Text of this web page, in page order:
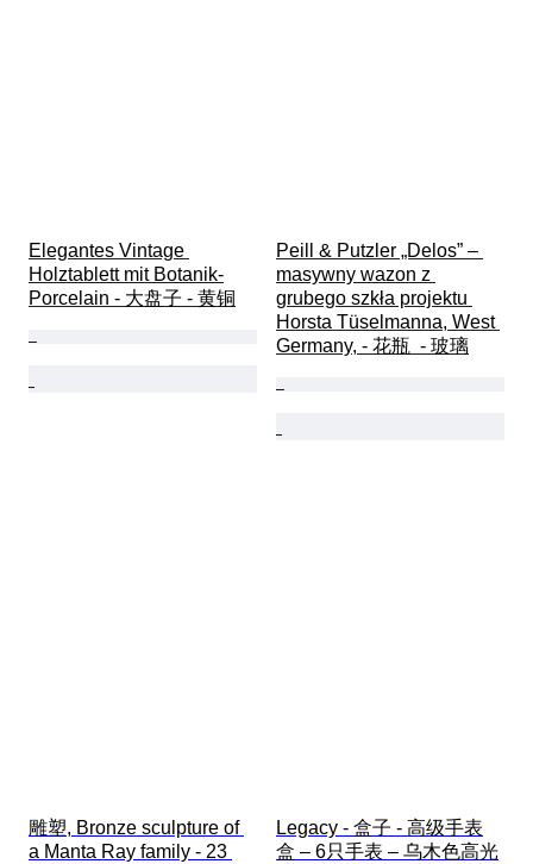
Elegantes Vintage
Holztablett mit Botanik-
Porcelain - 大盘子 - 黄铜
Peill & Putzler „Delos” –
masywny wazon z
grubego szkła projektu
Horsta Tüselmanna, West
Germany, - 花瓶  - 玻璃
雕塑, Bronze sculpture of
a Manta Ray family - 23
Legacy - 盒子 - 高级手表
盒 – 6只手表 – 乌木色高光